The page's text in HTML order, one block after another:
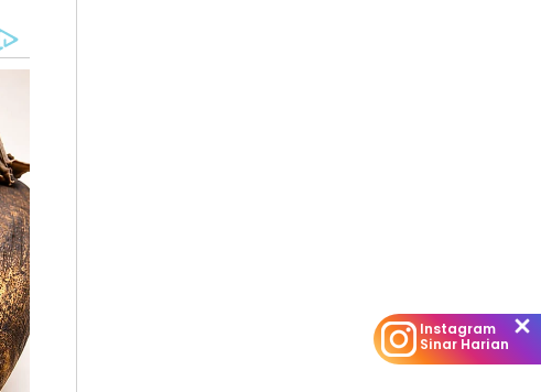
Instagram
Sinar Harian